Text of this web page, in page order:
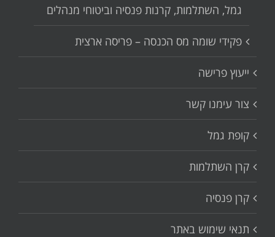
גמל, השתלמות, קרנות פנסיה וביטוחי מנהלים
פקידי שומה מס הכנסה – פריסה ארצית
ייעוץ פרישה
צור עימנו קשר
קופת גמל
קרן השתלמות
קרן פנסיה
תנאי שימוש באתר